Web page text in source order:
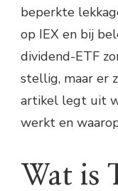
beperkte
op IEX en bij
dividend-ETF
stellig, maar er
artikel legt uit
werkt en
Wat is